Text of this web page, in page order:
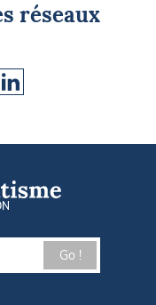
réseaux
Go !